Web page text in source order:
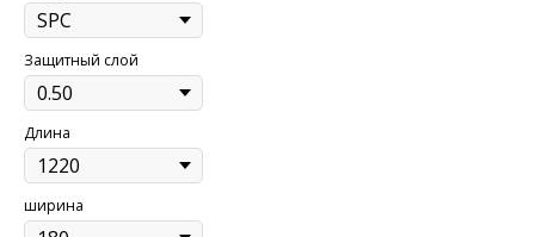
Защитный слой
Длина
ширина